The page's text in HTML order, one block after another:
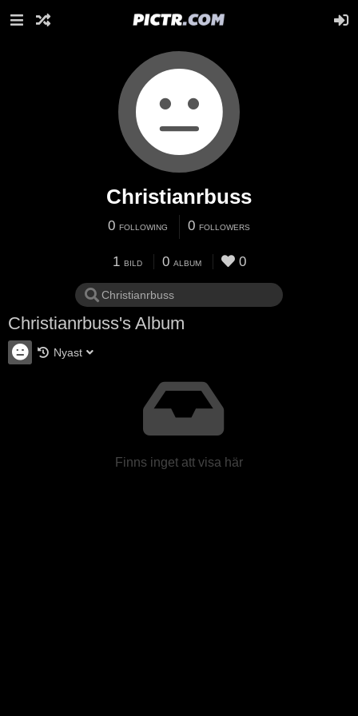
Christianrbuss
0 FOLLOWING 0 FOLLOWERS
1 BILD 0 ALBUM 0
Christianrbuss's Album
Nyast
Finns inget att visa här